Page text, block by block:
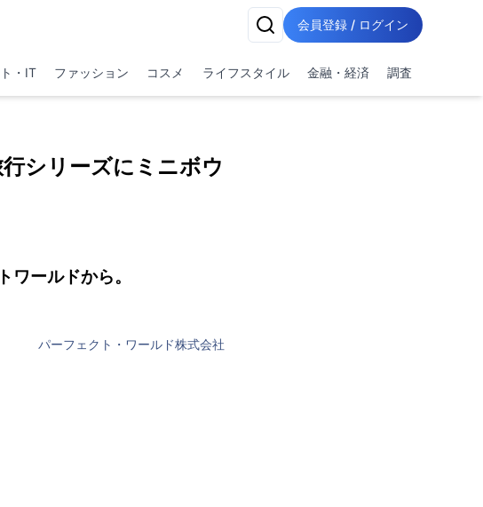
会員登録 / ログイン
・IT ファッション コスメ ライフスタイル 金融・経済 調査
シリーズにミニボウ
ールドから。
パーフェクト・ワールド株式会社